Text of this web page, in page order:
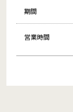
期間
営業時間